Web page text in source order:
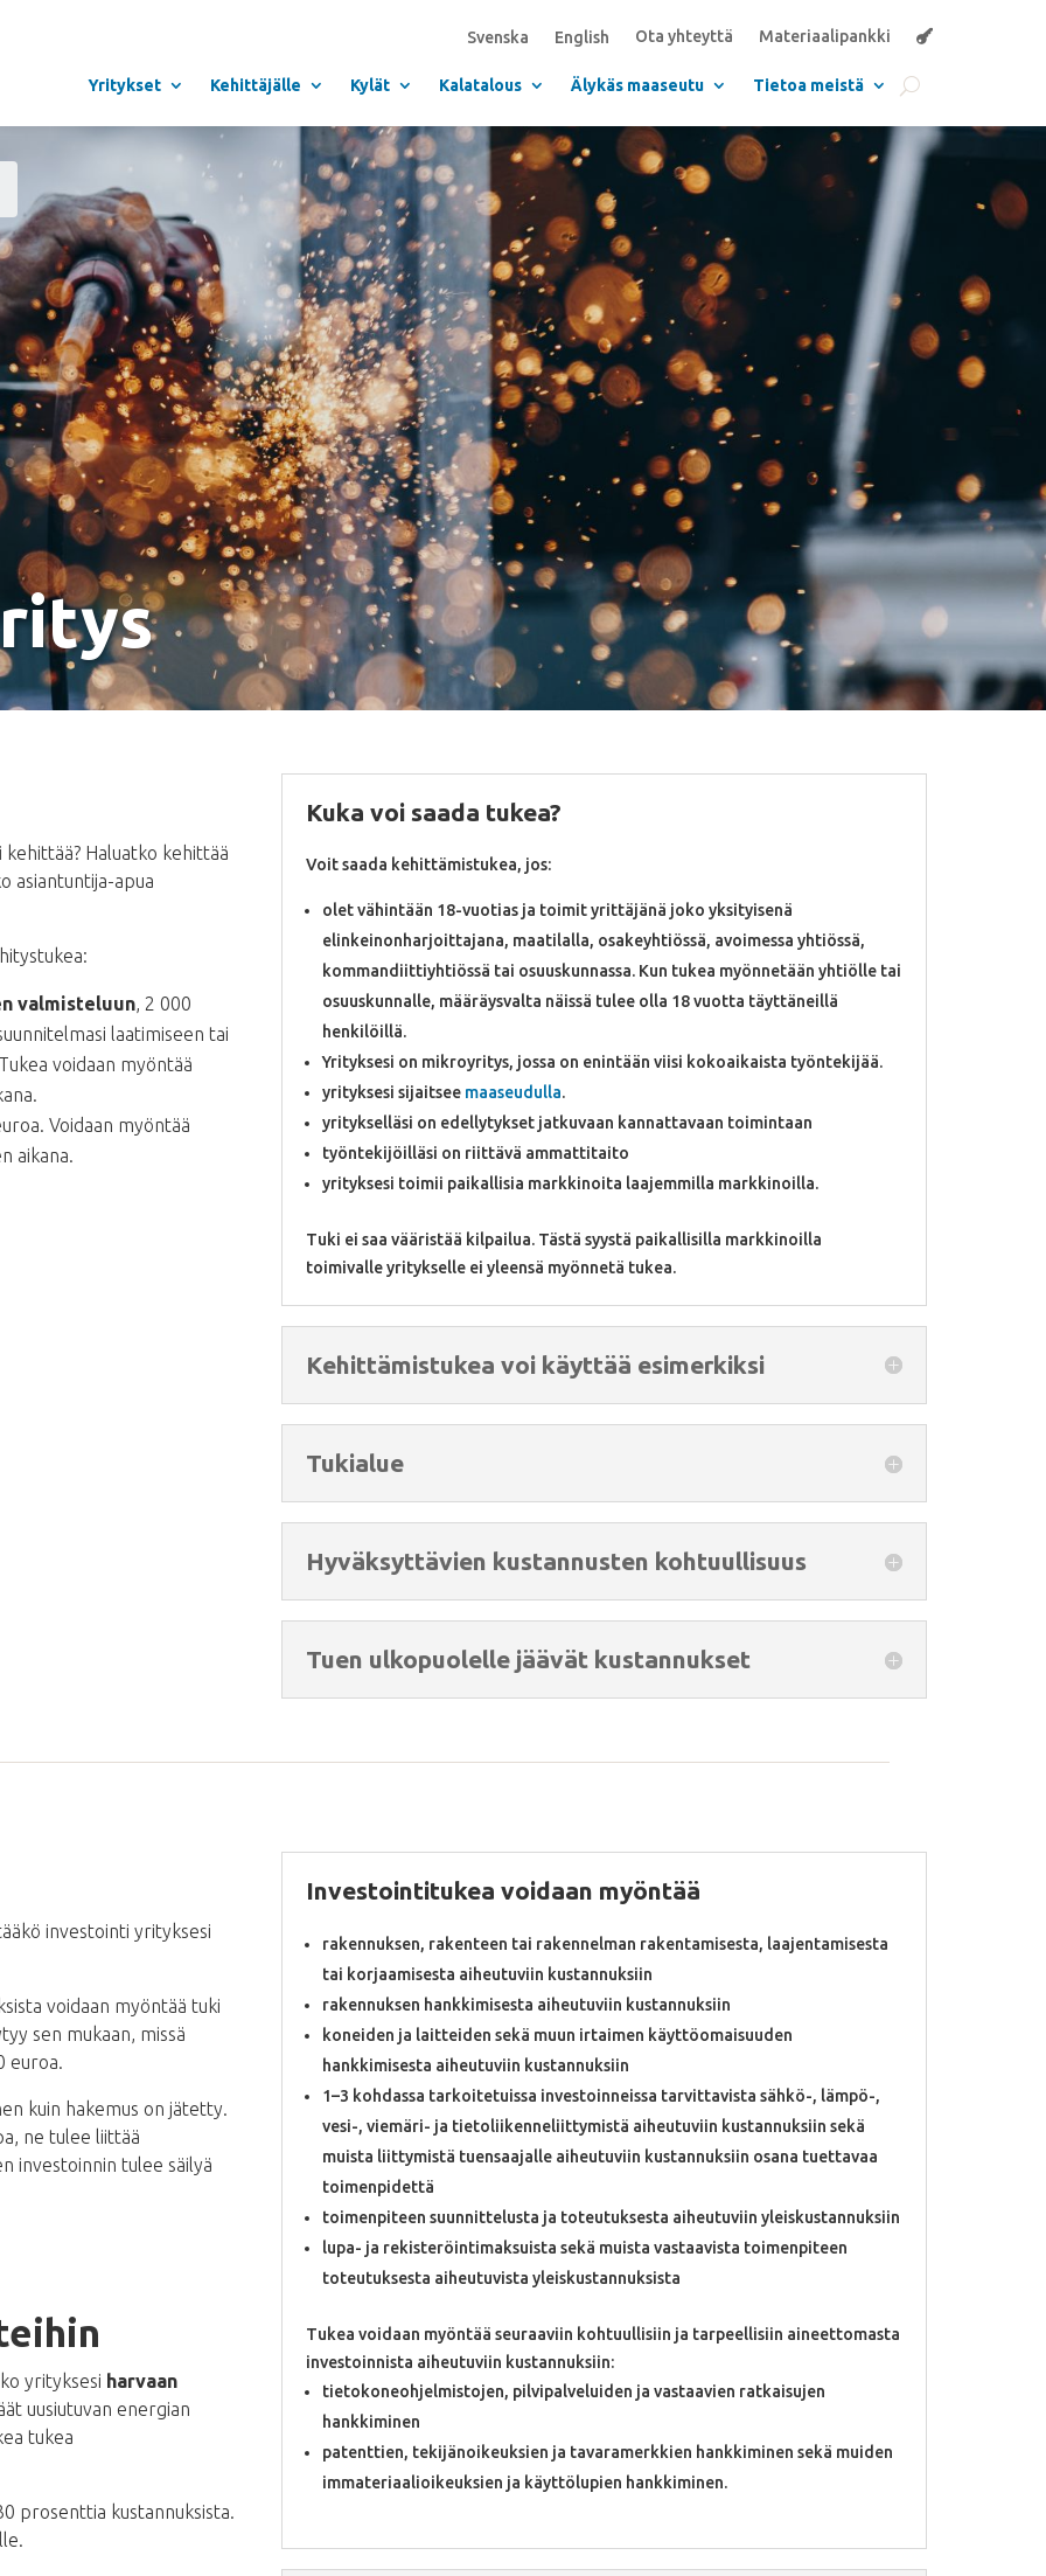
Svenska English Ota yhteyttä Materiaalipankki
Yritykset Kehittäjälle Kylät Kalatalous Älykäs maaseutu Tietoa meistä
kehittää? Haluatko kehittää
asiantuntija-apua
valmisteluun, 2 000
laatimiseen tai
voidaan myöntää
Voidaan myöntää
aikana.
Kuka voi saada tukea?
Voit saada kehittämistukea, jos:
olet vähintään 18-vuotias ja toimit yrittäjänä joko yksityisenä
elinkeinonharjoittajana, maatilalla, osakeyhtiössä, avoimessa yhtiössä,
kommandiittiyhtiössä tai osuuskunnassa. Kun tukea myönnetään yhtiölle tai
osuuskunnalle, määräysvalta näissä tulee olla 18 vuotta täyttäneillä
henkilöillä.
Yrityksesi on mikroyritys, jossa on enintään viisi kokoaikaista työntekijää.
yrityksesi sijaitsee maaseudulla.
yritykselläsi on edellytykset jatkuvaan kannattavaan toimintaan
työntekijöilläsi on riittävä ammattitaito
yrityksesi toimii paikallisia markkinoita laajemmilla markkinoilla.
Tuki ei saa vääristää kilpailua. Tästä syystä paikallisilla markkinoilla
toimivalle yritykselle ei yleensä myönnetä tukea.
Kehittämistukea voi käyttää esimerkiksi
Tukialue
Hyväksyttävien kustannusten kohtuullisuus
Tuen ulkopuolelle jäävät kustannukset
investointi yrityksesi
voidaan myöntää tuki
sen mukaan, missä
euroa.
kuin hakemus on jätetty.
ne tulee liittää
investoinnin tulee säilyä
yrityksesi harvaan
uusiutuvan energian
tukea
prosenttia kustannuksista.
Investointitukea voidaan myöntää
rakennuksen, rakenteen tai rakennelman rakentamisesta, laajentamisesta
tai korjaamisesta aiheutuviin kustannuksiin
rakennuksen hankkimisesta aiheutuviin kustannuksiin
koneiden ja laitteiden sekä muun irtaimen käyttöomaisuuden
hankkimisesta aiheutuviin kustannuksiin
1–3 kohdassa tarkoitetuissa investoinneissa tarvittavista sähkö-, lämpö-,
vesi-, viemäri- ja tietoliikenneliittymistä aiheutuviin kustannuksiin sekä
muista liittymistä tuensaajalle aiheutuviin kustannuksiin osana tuettavaa
toimenpidettä
toimenpiteen suunnittelusta ja toteutuksesta aiheutuviin yleiskustannuksiin
lupa- ja rekisteröintimaksuista sekä muista vastaavista toimenpiteen
toteutuksesta aiheutuvista yleiskustannuksista
Tukea voidaan myöntää seuraaviin kohtuullisiin ja tarpeellisiin aineettomasta
investoinnista aiheutuviin kustannuksiin:
tietokoneohjelmistojen, pilvipalveluiden ja vastaavien ratkaisujen
hankkiminen
patenttien, tekijänoikeuksien ja tavaramerkkien hankkiminen sekä muiden
immateriaalioikeuksien ja käyttölupien hankkiminen.